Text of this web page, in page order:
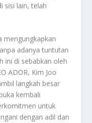
sisi lain, telah
mengungkapkan
adanya tuntutan
ini di sebabkan oleh
ADOR, Kim Joo
langkah besar
kembali
untuk
dengan adil dan